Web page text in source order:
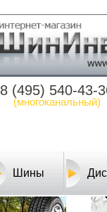
8 (495) 540-43-
(многоканальный)
Шины